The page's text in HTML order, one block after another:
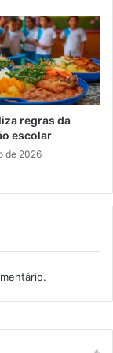
regras da
escolar
de 2026